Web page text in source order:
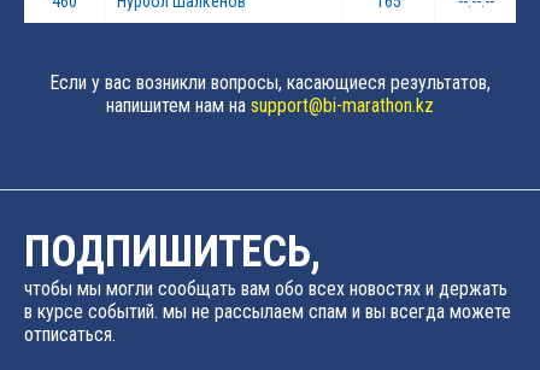
Если у вас возникли вопросы, касающиеся результатов,
напишитем нам на support@bi-marathon.kz
ПОДПИШИТЕСЬ,
чтобы мы могли сообщать вам обо всех новостях и держать
в курсе событий. мы не рассылаем спам и вы всегда можете
отписаться.